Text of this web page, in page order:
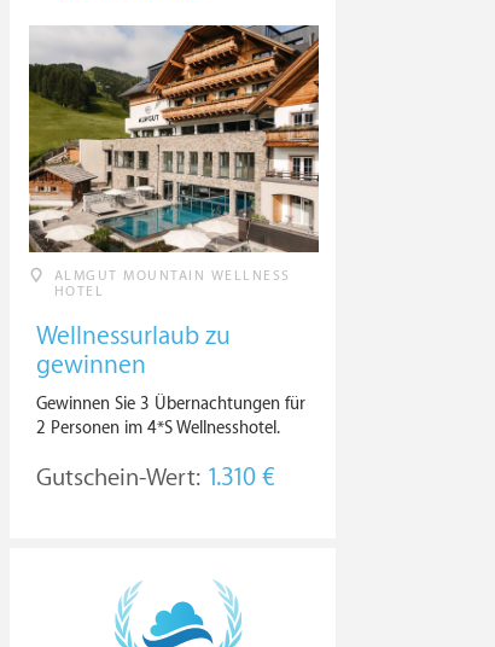
ALMGUT MOUNTAIN WELLNESS
HOTEL
Wellnessurlaub zu
gewinnen
Gewinnen Sie 3 Übernachtungen für
2 Personen im 4*S Wellnesshotel.
Gutschein-Wert: 1.310 €